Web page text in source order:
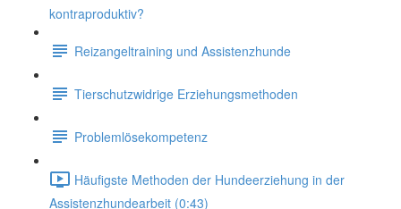
kontraproduktiv?
Reizangeltraining und Assistenzhunde
Tierschutzwidrige Erziehungsmethoden
Problemlösekompetenz
Häufigste Methoden der Hundeerziehung in der
Assistenzhundearbeit (0:43)